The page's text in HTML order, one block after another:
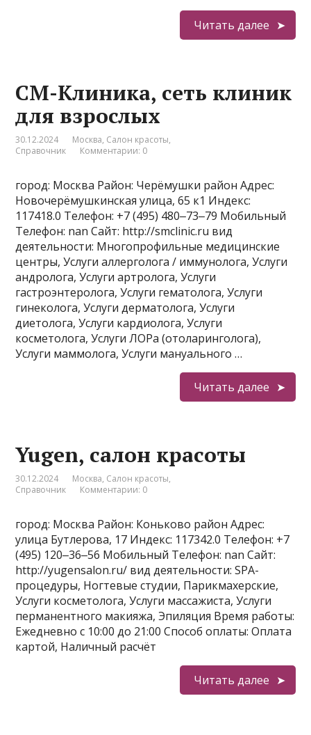
Читать далее
СМ-Клиника, сеть клиник
для взрослых
30.12.2024 Москва, Салон красоты,
Справочник
Комментарии: 0
город: Москва Район: Черёмушки район Адрес:
Новочерёмушкинская улица, 65 к1 Индекс:
117418.0 Телефон: +7 (495) 480‒73‒79 Мобильный
Телефон: nan Сайт: http://smclinic.ru вид
деятельности: Многопрофильные медицинские
центры, Услуги аллерголога / иммунолога, Услуги
андролога, Услуги артролога, Услуги
гастроэнтеролога, Услуги гематолога, Услуги
гинеколога, Услуги дерматолога, Услуги
диетолога, Услуги кардиолога, Услуги
косметолога, Услуги ЛОРа (отоларинголога),
Услуги маммолога, Услуги мануального …
Читать далее
Yugen, салон красоты
30.12.2024 Москва, Салон красоты,
Справочник
Комментарии: 0
город: Москва Район: Коньково район Адрес:
улица Бутлерова, 17 Индекс: 117342.0 Телефон: +7
(495) 120‒36‒56 Мобильный Телефон: nan Сайт:
http://yugensalon.ru/ вид деятельности: SPA-
процедуры, Ногтевые студии, Парикмахерские,
Услуги косметолога, Услуги массажиста, Услуги
перманентного макияжа, Эпиляция Время работы:
Ежедневно с 10:00 до 21:00 Способ оплаты: Оплата
картой, Наличный расчёт
Читать далее